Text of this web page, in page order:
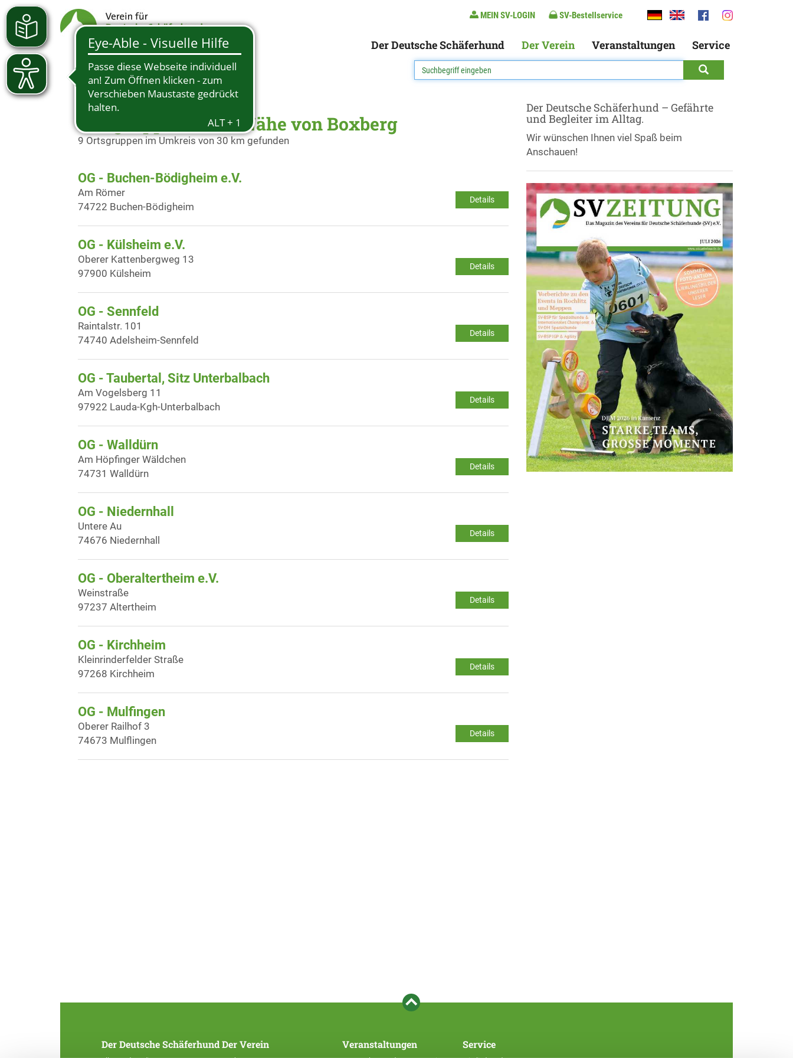
MEIN SV-LOGIN SV-Bestellservice
Der Deutsche Schäferhund Der Verein Veranstaltungen Service
Ortsgruppen in der Nähe von Boxberg
9 Ortsgruppen im Umkreis von 30 km gefunden
OG - Buchen-Bödigheim e.V.
Details
Am Römer
74722 Buchen-Bödigheim
OG - Külsheim e.V.
Details
Oberer Kattenbergweg 13
97900 Külsheim
OG - Sennfeld
Details
Raintalstr. 101
74740 Adelsheim-Sennfeld
OG - Taubertal, Sitz Unterbalbach
Details
Am Vogelsberg 11
97922 Lauda-Kgh-Unterbalbach
OG - Walldürn
Details
Am Höpfinger Wäldchen
74731 Walldürn
OG - Niedernhall
Details
Untere Au
74676 Niedernhall
OG - Oberaltertheim e.V.
Details
Weinstraße
97237 Altertheim
OG - Kirchheim
Details
Kleinrinderfelder Straße
97268 Kirchheim
OG - Mulfingen
Details
Oberer Railhof 3
74673 Mulflingen
Der Deutsche Schäferhund – Gefährte
und Begleiter im Alltag.
Wir wünschen Ihnen viel Spaß beim
Anschauen!
Der Deutsche SchäferhundDer Verein Veranstaltungen Service